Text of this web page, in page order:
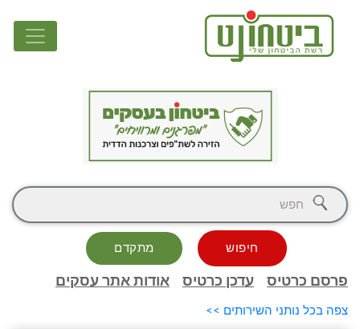
חיפוש מתקדם
פרסם כרטיס עדכן כרטיס אודות אתר עסקים
צפה בכל נותני השירותים >>